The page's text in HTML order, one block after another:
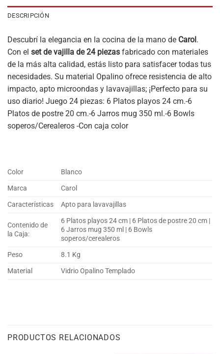
DESCRIPCIÓN
Descubrí la elegancia en la cocina de la mano de Carol.
Con el set de vajilla de 24 piezas fabricado con materiales
de la más alta calidad, estás listo para satisfacer todas tus
necesidades. Su material Opalino ofrece resistencia de alto
impacto, apto microondas y lavavajillas; ¡Perfecto para su
uso diario! Juego 24 piezas: 6 Platos playos 24 cm.-6
Platos de postre 20 cm.-6 Jarros mug 350 ml.-6 Bowls
soperos/Cerealeros -Con caja color
Color
Blanco
Marca
Carol
Características
Apto para lavavajillas
Contenido de
la Caja:
6 Platos playos 24 cm | 6 Platos de postre 20 cm |
6 Jarros mug 350 ml | 6 Bowls
soperos/cerealeros
Peso
8.1 Kg
Material
Vidrio Opalino Templado
PRODUCTOS RELACIONADOS